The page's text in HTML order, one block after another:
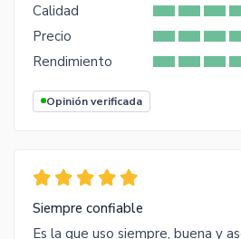
Calidad
Precio
Rendimiento
Opinión verificada
Siempre confiable
Es la que uso siempre, buena y